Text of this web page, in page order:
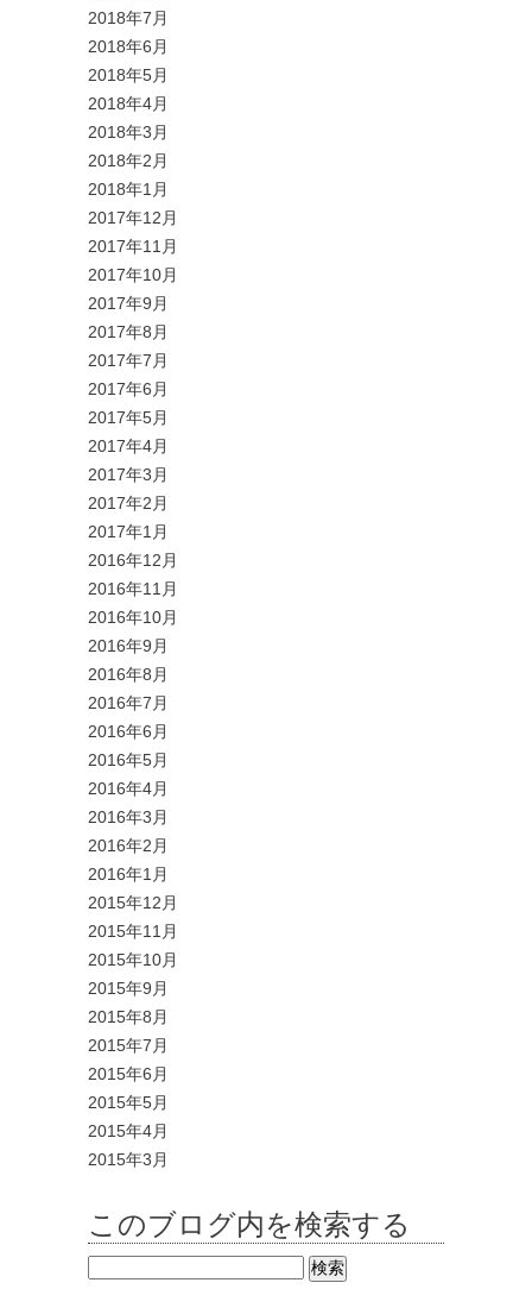
2018年7月
2018年6月
2018年5月
2018年4月
2018年3月
2018年2月
2018年1月
2017年12月
2017年11月
2017年10月
2017年9月
2017年8月
2017年7月
2017年6月
2017年5月
2017年4月
2017年3月
2017年2月
2017年1月
2016年12月
2016年11月
2016年10月
2016年9月
2016年8月
2016年7月
2016年6月
2016年5月
2016年4月
2016年3月
2016年2月
2016年1月
2015年12月
2015年11月
2015年10月
2015年9月
2015年8月
2015年7月
2015年6月
2015年5月
2015年4月
2015年3月
このブログ内を検索する